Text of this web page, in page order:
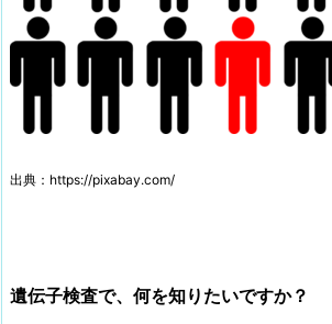
出典：https://pixabay.com/
遺伝子検査で、何を知りたいですか？